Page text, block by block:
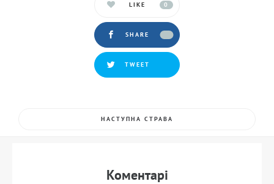
LIKE 0
SHARE
TWEET
НАСТУПНА СТРАВА
Коментарi